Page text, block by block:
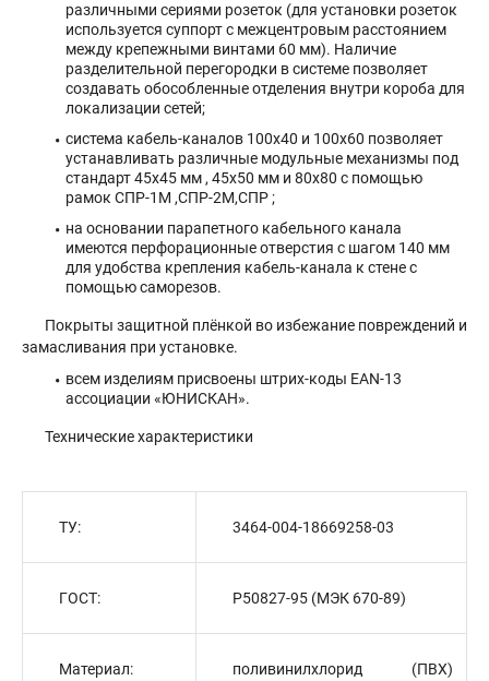
различными сериями розеток (для установки розеток
используется суппорт с межцентровым расстоянием
между крепежными винтами 60 мм). Наличие
разделительной перегородки в системе позволяет
создавать обособленные отделения внутри короба для
локализации сетей;
система кабель-каналов 100х40 и 100х60 позволяет
устанавливать различные модульные механизмы под
стандарт 45х45 мм , 45х50 мм и 80х80 с помощью
рамок СПР-1М ,СПР-2М,СПР ;
на основании парапетного кабельного канала
имеются перфорационные отверстия с шагом 140 мм
для удобства крепления кабель-канала к стене с
помощью саморезов.
Покрыты защитной плёнкой во избежание повреждений и
замасливания при установке.
всем изделиям присвоены штрих-коды ЕАN-13
ассоциации «ЮНИСКАН».
Технические характеристики
ТУ: 3464-004-18669258-03
ГОСТ: Р50827-95 (МЭК 670-89)
Материал:
поливинилхлорид (ПВХ)